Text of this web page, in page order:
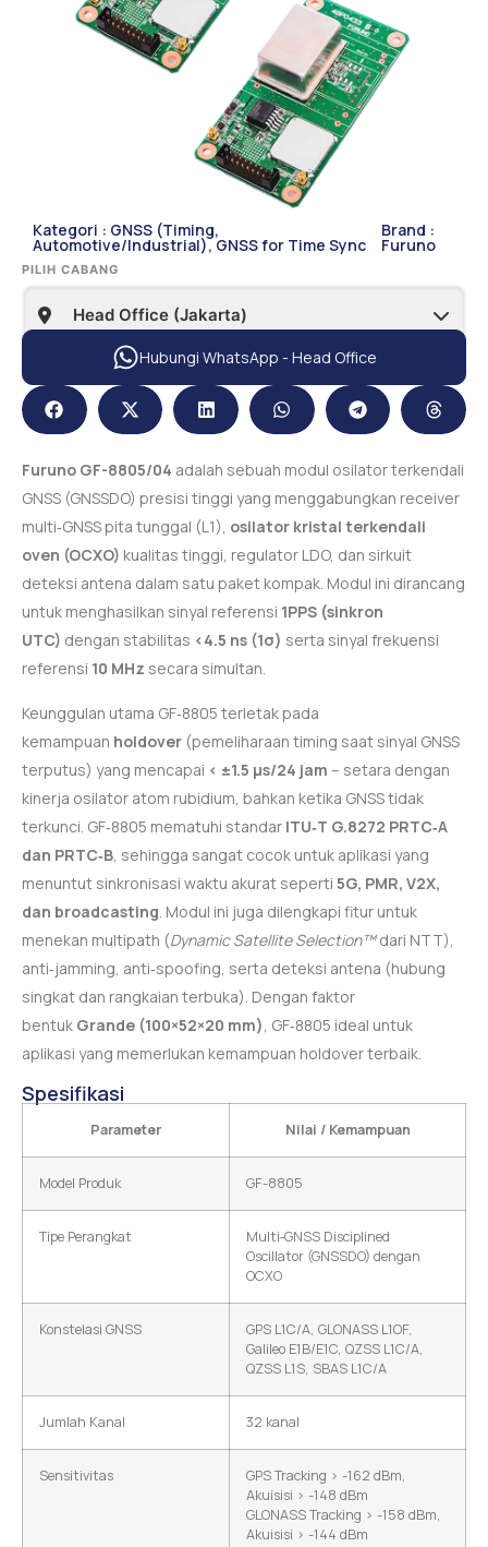
Kategori : GNSS (Timing,
Automotive/Industrial), GNSS for Time Sync
Brand :
Furuno
PILIH CABANG
Hubungi WhatsApp - Head Office
Furuno GF-8805/04 adalah sebuah modul osilator terkendali
GNSS (GNSSDO) presisi tinggi yang menggabungkan receiver
multi‑GNSS pita tunggal (L1), osilator kristal terkendali
oven (OCXO) kualitas tinggi, regulator LDO, dan sirkuit
deteksi antena dalam satu paket kompak. Modul ini dirancang
untuk menghasilkan sinyal referensi 1PPS (sinkron
UTC) dengan stabilitas <4.5 ns (1σ) serta sinyal frekuensi
referensi 10 MHz secara simultan.
Keunggulan utama GF‑8805 terletak pada
kemampuan holdover (pemeliharaan timing saat sinyal GNSS
terputus) yang mencapai < ±1.5 μs/24 jam – setara dengan
kinerja osilator atom rubidium, bahkan ketika GNSS tidak
terkunci. GF‑8805 mematuhi standar ITU‑T G.8272 PRTC‑A
dan PRTC‑B, sehingga sangat cocok untuk aplikasi yang
menuntut sinkronisasi waktu akurat seperti 5G, PMR, V2X,
dan broadcasting. Modul ini juga dilengkapi fitur untuk
menekan multipath (Dynamic Satellite Selection™dari NTT),
anti‑jamming, anti‑spoofing, serta deteksi antena (hubung
singkat dan rangkaian terbuka). Dengan faktor
bentuk Grande (100×52×20 mm), GF‑8805 ideal untuk
aplikasi yang memerlukan kemampuan holdover terbaik.
Spesifikasi
Parameter Nilai / Kemampuan
Model Produk GF-8805
Tipe Perangkat
Multi‑GNSS Disciplined
Oscillator (GNSSDO) dengan
OCXO
Konstelasi GNSS
GPS L1C/A, GLONASS L1OF,
Galileo E1B/E1C, QZSS L1C/A,
QZSS L1S, SBAS L1C/A
Jumlah Kanal 32 kanal
Sensitivitas
GPS Tracking > -162 dBm,
Akuisisi > -148 dBm
GLONASS Tracking > -158 dBm,
Akuisisi > -144 dBm